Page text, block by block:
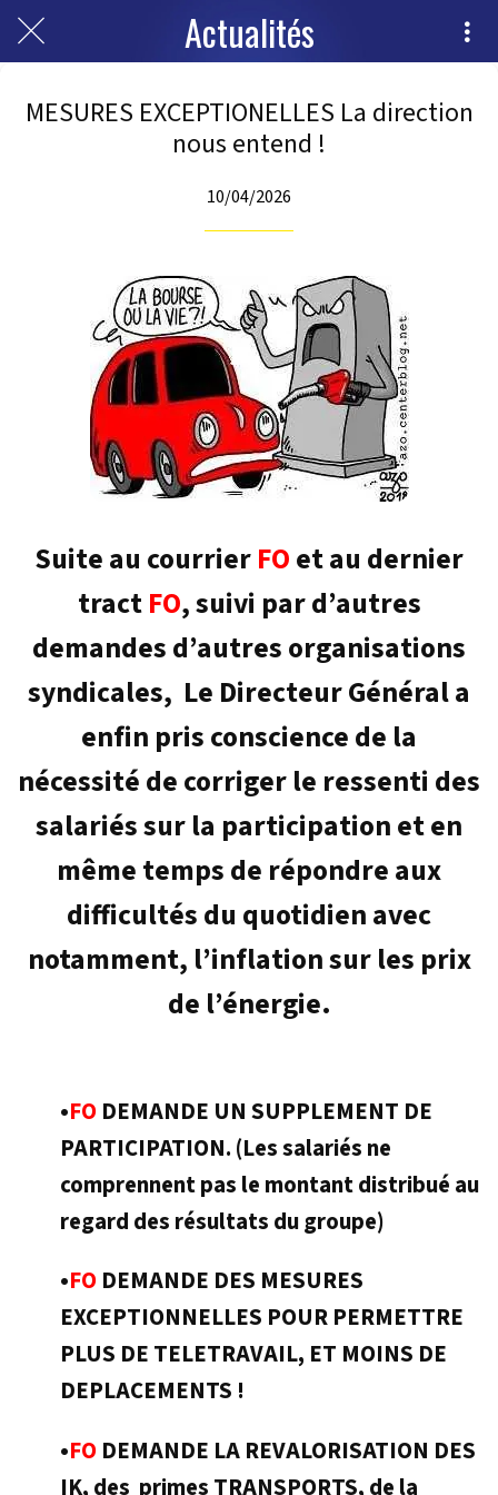
Actualités
MESURES EXCEPTIONELLES La direction
nous entend !
10/04/2026
Suite au courrierFOet au dernier
tractFO, suivi par d’autres
demandes d’autres organisations
syndicales, Le Directeur Général a
enfin pris conscience de la
nécessité de corriger le ressenti des
salariés sur la participation et en
même temps de répondre aux
difficultés du quotidien avec
notamment, l’inflation sur les prix
de l’énergie.
•FO DEMANDE UN SUPPLEMENT DE
PARTICIPATION. (Les salariés ne
comprennent pas le montant distribué au
regard des résultats du groupe)
•FO DEMANDE DES MESURES
EXCEPTIONNELLES POUR PERMETTRE
PLUS DE TELETRAVAIL, ET MOINS DE
DEPLACEMENTS !
•FO DEMANDE LA REVALORISATION DES
IK, des primes TRANSPORTS, de la